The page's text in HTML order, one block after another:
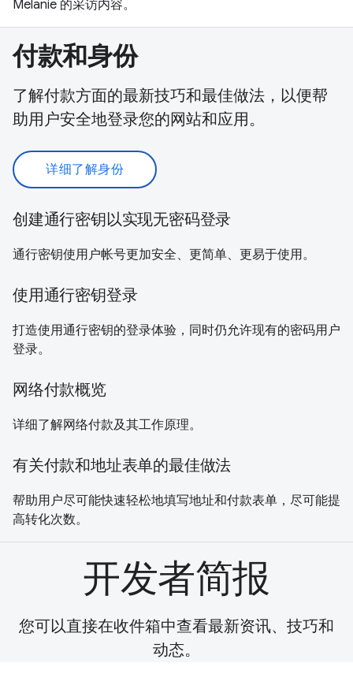
Melanie 的采访内容。
付款和身份
了解付款方面的最新技巧和最佳做法，以便帮
助用户安全地登录您的网站和应用。
详细了解身份
创建通行密钥以实现无密码登录
通行密钥使用户帐号更加安全、更简单、更易于使用。
使用通行密钥登录
打造使用通行密钥的登录体验，同时仍允许现有的密码用户
登录。
网络付款概览
详细了解网络付款及其工作原理。
有关付款和地址表单的最佳做法
帮助用户尽可能快速轻松地填写地址和付款表单，尽可能提
高转化次数。
开发者简报
您可以直接在收件箱中查看最新资讯、技巧和
动态。